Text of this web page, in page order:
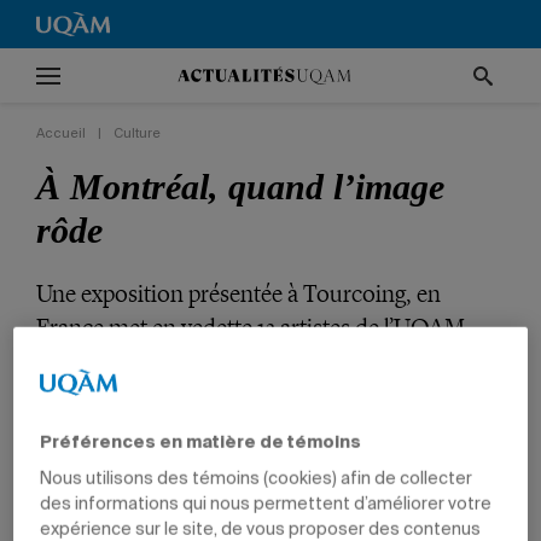
Accueil Culture
À Montréal, quand l’image
rôde
Une exposition présentée à Tourcoing, en
France met en vedette 12 artistes de l’UQAM.
CULTURE ARTS
Préférences en matière de témoins
Nous utilisons des témoins (cookies) afin de collecter
des informations qui nous permettent d’améliorer votre
expérience sur le site, de vous proposer des contenus